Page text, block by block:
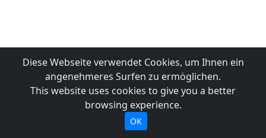
Diese Webseite verwendet Cookies, um Ihnen ein
angenehmeres Surfen zu ermöglichen.
This website uses cookies to give you a better
browsing experience.
OK